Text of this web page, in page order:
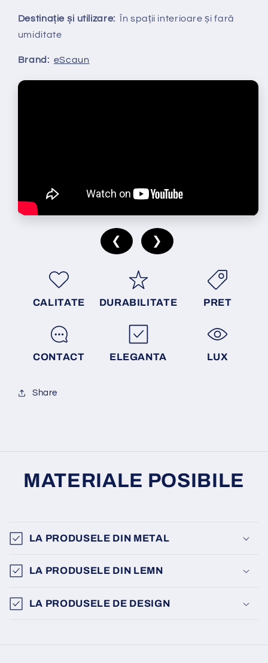
Destinație și utilizare: În spații interioare și fară
umiditate
Brand: eScaun
❮ ❯
CALITATE DURABILITATE PRET
CONTACT ELEGANTA LUX
Share
MATERIALE POSIBILE
LA PRODUSELE DIN METAL
LA PRODUSELE DIN LEMN
LA PRODUSELE DE DESIGN